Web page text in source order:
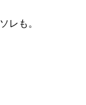
レも。